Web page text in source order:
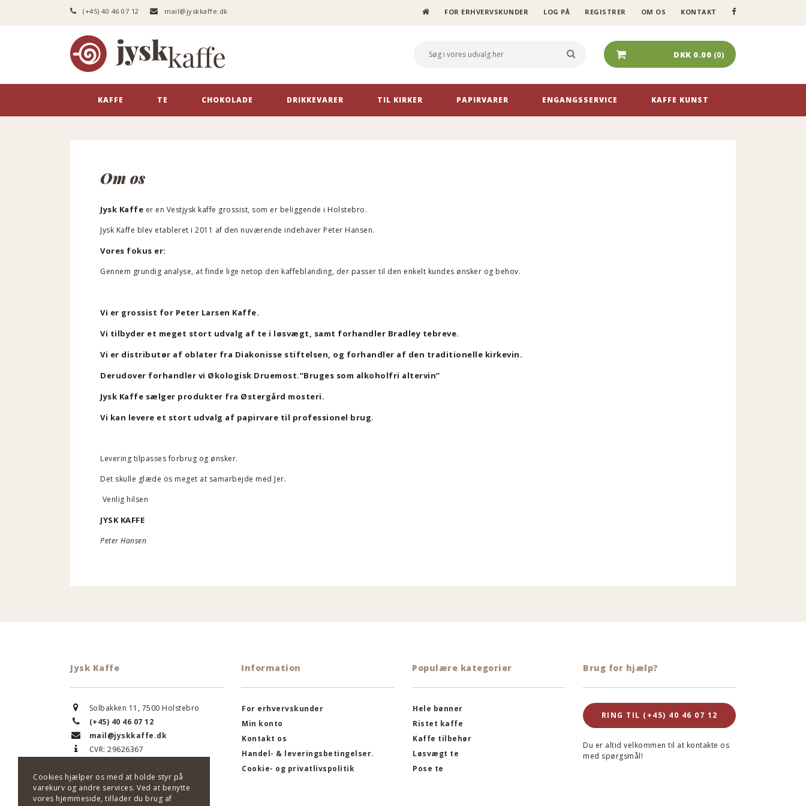
(+45) 40 46 07 12 mail@jyskkaffe.dk FOR ERHVERVSKUNDER LOG PÅ REGISTRER OM OS KONTAKT
SØG I VORES UDVALG HER
DKK 0.00 (0)
KAFFE TE CHOKOLADE DRIKKEVARER TIL KIRKER PAPIRVARER ENGANGSSERVICE KAFFE KUNST
Om os
Jysk Kaffe er en Vestjysk kaffe grossist, som er beliggende i Holstebro.
Jysk Kaffe blev etableret i 2011 af den nuværende indehaver Peter Hansen.
Vores fokus er:
Gennem grundig analyse, at finde lige netop den kaffeblanding, der passer til den enkelt kundes ønsker og behov.
Vi er grossist for Peter Larsen Kaffe.
Vi tilbyder et meget stort udvalg af te i løsvægt, samt forhandler Bradley tebreve.
Vi er distributør af oblater fra Diakonisse stiftelsen, og forhandler af den traditionelle kirkevin.
Derudover forhandler vi Økologisk Druemost.”Bruges som alkoholfri altervin”
Jysk Kaffe sælger produkter fra Østergård mosteri.
Vi kan levere et stort udvalg af papirvare til professionel brug.
Levering tilpasses forbrug og ønsker.
Det skulle glæde os meget at samarbejde med Jer.
Venlig hilsen
JYSK KAFFE
Peter Hansen
Jysk Kaffe
Solbakken 11, 7500 Holstebro
(+45) 40 46 07 12
mail@jyskkaffe.dk
CVR: 29626367
Information
For erhvervskunder
Min konto
Kontakt os
Handel- & leveringsbetingelser.
Cookie- og privatlivspolitik
Populære kategorier
Hele bønner
Ristet kaffe
Kaffe tilbehør
Løsvægt te
Pose te
Brug for hjælp?
RING TIL (+45) 40 46 07 12
Du er altid velkommen til at kontakte os
med spørgsmål!
Cookies hjælper os med at holde styr på
varekurv og andre services. Ved at benytte
vores hjemmeside, tillader du brug af